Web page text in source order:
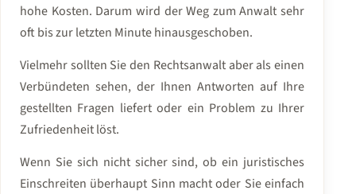
hohe Kosten. Darum wird der Weg zum Anwalt sehr
oft bis zur letzten Minute hinausgeschoben.
Vielmehr sollten Sie den Rechtsanwalt aber als einen
Verbündeten sehen, der Ihnen Antworten auf Ihre
gestellten Fragen liefert oder ein Problem zu Ihrer
Zufriedenheit löst.
Wenn Sie sich nicht sicher sind, ob ein juristisches
Einschreiten überhaupt Sinn macht oder Sie einfach